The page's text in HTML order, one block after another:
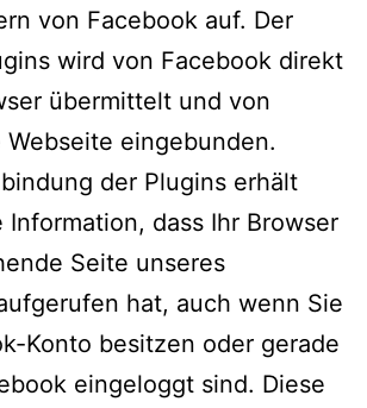
von Facebook auf. Der
wird von Facebook direkt
übermittelt und von
eingebunden.
der Plugins erhält
Information, dass Ihr Browser
Seite unseres
hat, auch wenn Sie
Konto besitzen oder gerade
eingeloggt sind. Diese